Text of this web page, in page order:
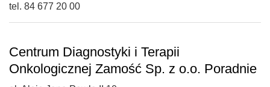
tel. 84 677 20 00
Centrum Diagnostyki i Terapii
Onkologicznej Zamość Sp. z o.o. Poradnie